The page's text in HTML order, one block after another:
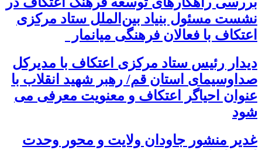
نشست مسئول بنیاد بین‌الملل ستاد مرکزی
اعتکاف با فعالان فرهنگی میانمار
دیدار رئیس ستاد مرکزی اعتکاف با مدیرکل
صداوسیمای استان قم/ رهبر شهید انقلاب با
عنوان احیاگر اعتکاف و معنویت معرفی می
شود
غدیر منشور جاودان ولایت و محور وحدت